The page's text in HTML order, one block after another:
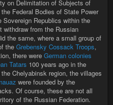
on Delimitation of Subjects of
Federal Bodies of State Power
Republics within the
withdraw from the Russian
the same, where a small group of
the Grebensky Cossack Troops,
there were German colonies
Tatars 100 years ago in the
Chelyabinsk region, the villages
were founded by the
Of course, these are not all
of the Russian Federation.